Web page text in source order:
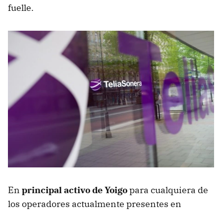
fuelle.
En principal activo de Yoigopara cualquiera de
los operadores actualmente presentes en